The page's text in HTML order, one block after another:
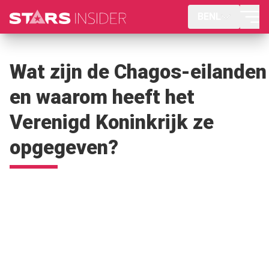
Wat zijn de Chagos-eilanden
en waarom heeft het
Verenigd Koninkrijk ze
opgegeven?